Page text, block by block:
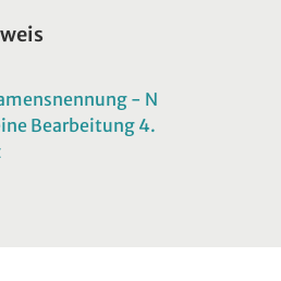
- N
Bearbeitung 4.